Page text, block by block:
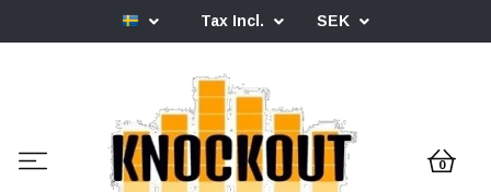
Tax Incl. SEK
0